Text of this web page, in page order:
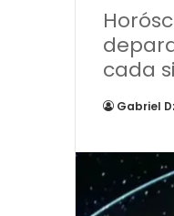
cada
Gabriel